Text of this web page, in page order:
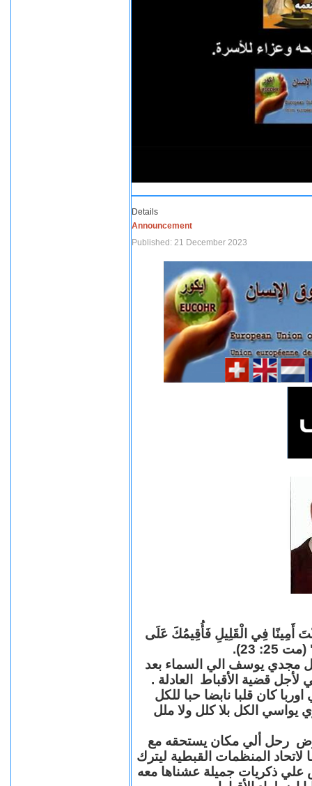
Details
Announcement
Published: 21 December 2023
أَمِينًا فِي الْقَلِيلِ فَأُقِيمُكَ عَلَى
23).
مجدي يوسف الي السماء بعد
قضية الأقباط العادلة .
كان قلبا نابضا حبا للكل
يواسي الكل بلا كلل ولا ملل
رحل ألي مكان يستحقه مع
المنظمات القبطية ليترك
علي ذكريات جميلة عشناها معه